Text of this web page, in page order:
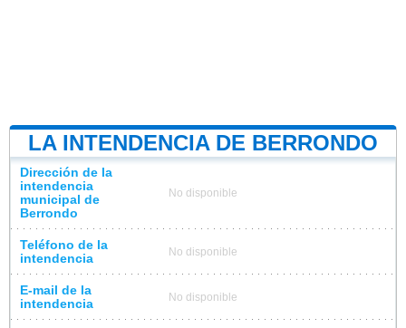
LA INTENDENCIA DE BERRONDO
Dirección de la
intendencia
municipal de
Berrondo
No disponible
Teléfono de la
intendencia
No disponible
E-mail de la
intendencia
No disponible